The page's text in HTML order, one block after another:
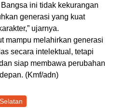
ini tidak kekurangan
generasi yang kuat
ujarnya.
mampu melahirkan generasi
secara intelektual, tetapi
siap membawa perubahan
(Kmf/adn)